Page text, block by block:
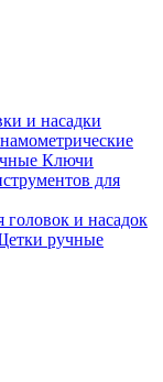
и насадки
Ключи
для
и насадок
ручные